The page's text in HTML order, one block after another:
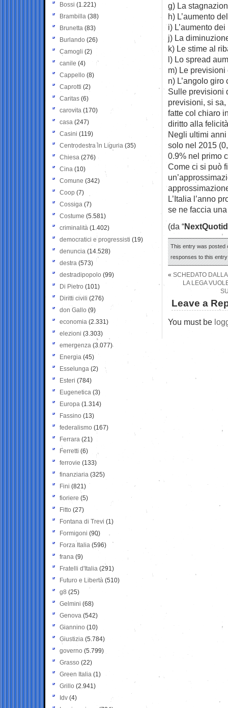
g) La
h) L’aumento
i) L’aumento
j) La
k) Le stime al
l) Lo spread
m) Le
n) L’angolo
Sulle previsioni
previsioni, si
fatte col chiaro
diritto alla
Negli ultimi
solo nel 2015
0.9% nel primo
Come ci si può
L’Italia l’anno
se ne faccia
(da “
This entry was posted
responses to this
« SCHEDATO
LA LEGA
Leave a
You must be
Bossi (1.221)
Brambilla (38)
Brunetta (83)
Burlando (26)
Camogli (2)
canile (4)
Cappello (8)
Caprotti (2)
Caritas (6)
carovita (170)
casa (247)
Casini (119)
Centrodestra in Liguria (35)
Chiesa (276)
Cina (10)
Comune (342)
Coop (7)
Cossiga (7)
Costume (5.581)
criminalità (1.402)
democratici e progressisti (19)
denuncia (14.528)
destra (573)
destradipopolo (99)
Di Pietro (101)
Diritti civili (276)
don Gallo (9)
economia (2.331)
elezioni (3.303)
emergenza (3.077)
Energia (45)
Esselunga (2)
Esteri (784)
Eugenetica (3)
Europa (1.314)
Fassino (13)
federalismo (167)
Ferrara (21)
Ferretti (6)
ferrovie (133)
finanziaria (325)
Fini (821)
fioriere (5)
Fitto (27)
Fontana di Trevi (1)
Formigoni (90)
Forza Italia (596)
frana (9)
Fratelli d'Italia (291)
Futuro e Libertà (510)
g8 (25)
Gelmini (68)
Genova (542)
Giannino (10)
Giustizia (5.784)
governo (5.799)
Grasso (22)
Green Italia (1)
Grillo (2.941)
Idv (4)